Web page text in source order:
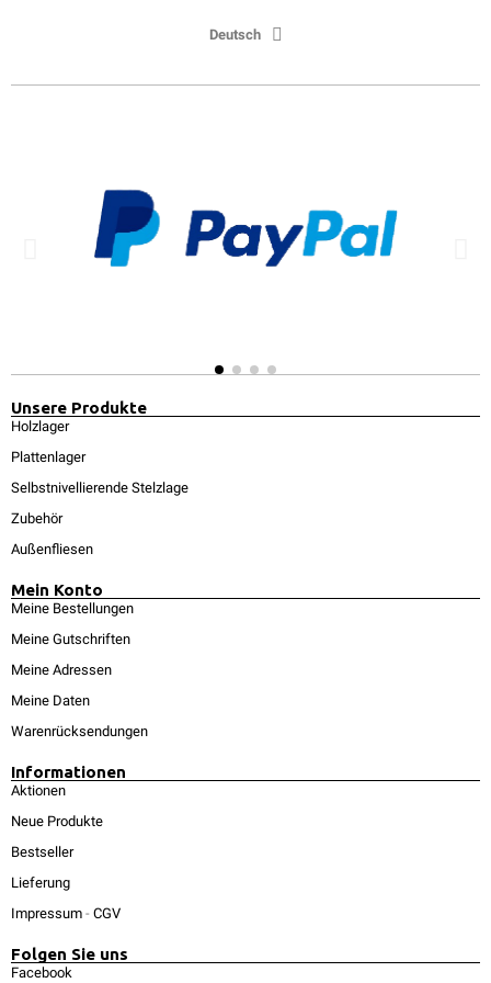
Deutsch
Unsere Produkte
Holzlager
Plattenlager
Selbstnivellierende Stelzlage
Zubehör
Außenfliesen
Mein Konto
Meine Bestellungen
Meine Gutschriften
Meine Adressen
Meine Daten
Warenrücksendungen
Informationen
Aktionen
Neue Produkte
Bestseller
Lieferung
Impressum - CGV
Folgen Sie uns
Facebook